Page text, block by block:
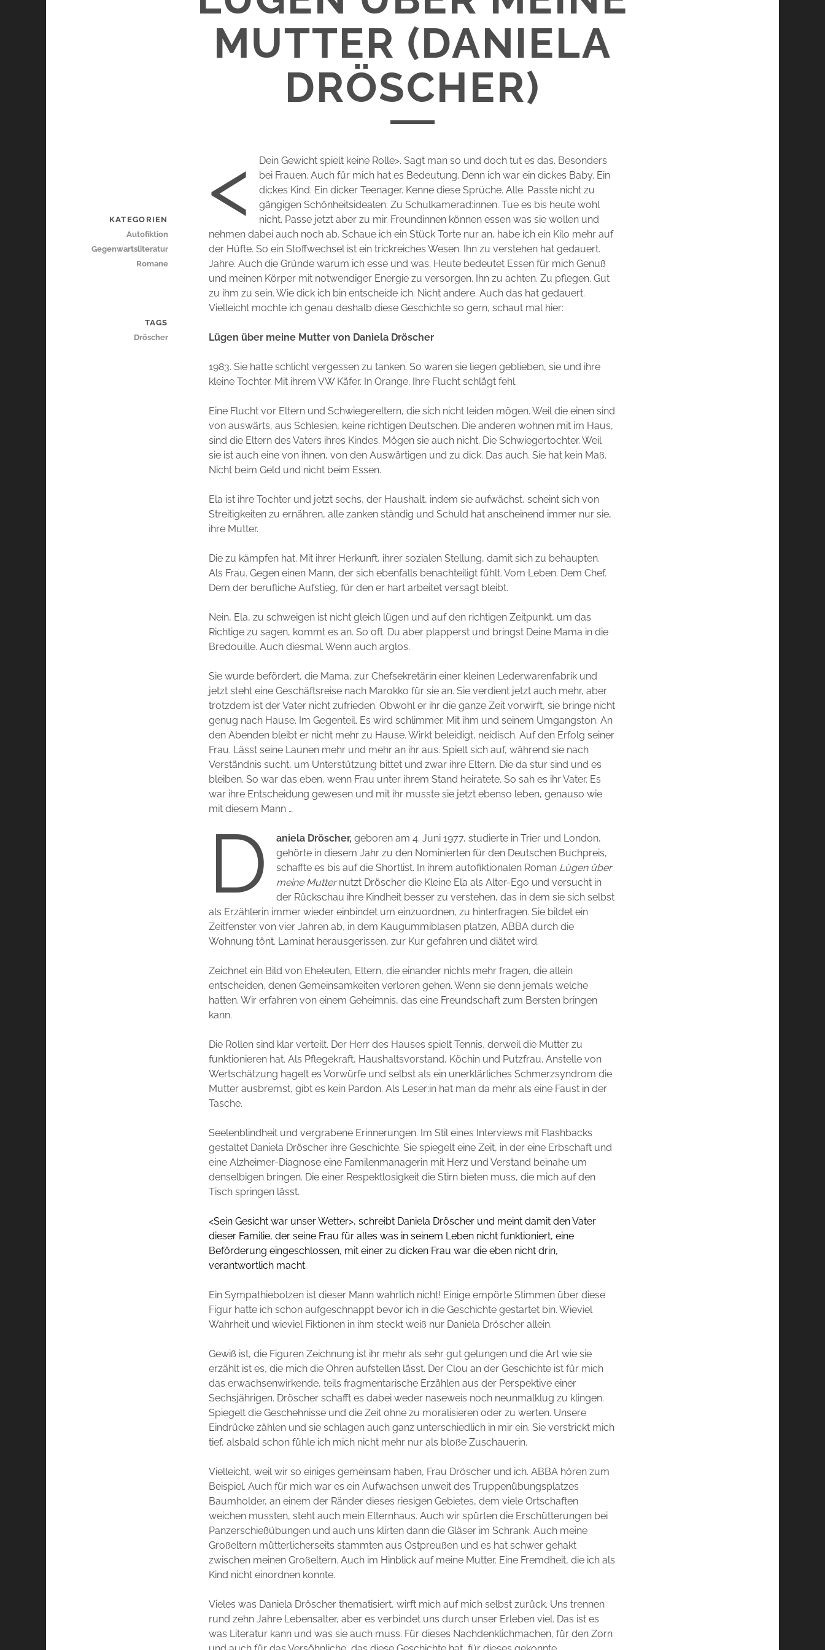
MUTTER (DANIELA
DRÖSCHER)
<
Dein Gewicht spielt keine Rolle>. Sagt man so und doch tut es das. Besonders
bei Frauen. Auch für mich hat es Bedeutung. Denn ich war ein dickes Baby. Ein
dickes Kind. Ein dicker Teenager. Kenne diese Sprüche. Alle. Passte nicht zu
gängigen Schönheitsidealen. Zu Schulkamerad:innen. Tue es bis heute wohl
nicht. Passe jetzt aber zu mir. Freundinnen können essen was sie wollen und
nehmen dabei auch noch ab. Schaue ich ein Stück Torte nur an, habe ich ein Kilo mehr auf
der Hüfte. So ein Stoffwechsel ist ein trickreiches Wesen. Ihn zu verstehen hat gedauert.
Jahre. Auch die Gründe warum ich esse und was. Heute bedeutet Essen für mich Genuß
und meinen Körper mit notwendiger Energie zu versorgen. Ihn zu achten. Zu pflegen. Gut
zu ihm zu sein. Wie dick ich bin entscheide ich. Nicht andere. Auch das hat gedauert.
Vielleicht mochte ich genau deshalb diese Geschichte so gern, schaut mal hier:
Lügen über meine Mutter von Daniela Dröscher
1983. Sie hatte schlicht vergessen zu tanken. So waren sie liegen geblieben, sie und ihre
kleine Tochter. Mit ihrem VW Käfer. In Orange. Ihre Flucht schlägt fehl.
Eine Flucht vor Eltern und Schwiegereltern, die sich nicht leiden mögen. Weil die einen sind
von auswärts, aus Schlesien, keine richtigen Deutschen. Die anderen wohnen mit im Haus,
sind die Eltern des Vaters ihres Kindes. Mögen sie auch nicht. Die Schwiegertochter. Weil
sie ist auch eine von ihnen, von den Auswärtigen und zu dick. Das auch. Sie hat kein Maß.
Nicht beim Geld und nicht beim Essen.
Ela ist ihre Tochter und jetzt sechs, der Haushalt, indem sie aufwächst, scheint sich von
Streitigkeiten zu ernähren, alle zanken ständig und Schuld hat anscheinend immer nur sie,
ihre Mutter.
Die zu kämpfen hat. Mit ihrer Herkunft, ihrer sozialen Stellung, damit sich zu behaupten.
Als Frau. Gegen einen Mann, der sich ebenfalls benachteiligt fühlt. Vom Leben. Dem Chef.
Dem der berufliche Aufstieg, für den er hart arbeitet versagt bleibt.
Nein, Ela, zu schweigen ist nicht gleich lügen und auf den richtigen Zeitpunkt, um das
Richtige zu sagen, kommt es an. So oft. Du aber plapperst und bringst Deine Mama in die
Bredouille. Auch diesmal. Wenn auch arglos.
Sie wurde befördert, die Mama, zur Chefsekretärin einer kleinen Lederwarenfabrik und
jetzt steht eine Geschäftsreise nach Marokko für sie an. Sie verdient jetzt auch mehr, aber
trotzdem ist der Vater nicht zufrieden. Obwohl er ihr die ganze Zeit vorwirft, sie bringe nicht
genug nach Hause. Im Gegenteil. Es wird schlimmer. Mit ihm und seinem Umgangston. An
den Abenden bleibt er nicht mehr zu Hause. Wirkt beleidigt, neidisch. Auf den Erfolg seiner
Frau. Lässt seine Launen mehr und mehr an ihr aus. Spielt sich auf, während sie nach
Verständnis sucht, um Unterstützung bittet und zwar ihre Eltern. Die da stur sind und es
bleiben. So war das eben, wenn Frau unter ihrem Stand heiratete. So sah es ihr Vater. Es
war ihre Entscheidung gewesen und mit ihr musste sie jetzt ebenso leben, genauso wie
mit diesem Mann …
D aniela Dröscher, geboren am 4. Juni 1977, studierte in Trier und London,
gehörte in diesem Jahr zu den Nominierten für den Deutschen Buchpreis,
schaffte es bis auf die Shortlist. In ihrem autofiktionalen Roman Lügen über
meine Mutternutzt Dröscher die Kleine Ela als Alter-Ego und versucht in
der Rückschau ihre Kindheit besser zu verstehen, das in dem sie sich selbst
als Erzählerin immer wieder einbindet um einzuordnen, zu hinterfragen. Sie bildet ein
Zeitfenster von vier Jahren ab, in dem Kaugummiblasen platzen, ABBA durch die
Wohnung tönt. Laminat herausgerissen, zur Kur gefahren und diätet wird.
Zeichnet ein Bild von Eheleuten, Eltern, die einander nichts mehr fragen, die allein
entscheiden, denen Gemeinsamkeiten verloren gehen. Wenn sie denn jemals welche
hatten. Wir erfahren von einem Geheimnis, das eine Freundschaft zum Bersten bringen
kann.
Die Rollen sind klar verteilt. Der Herr des Hauses spielt Tennis, derweil die Mutter zu
funktionieren hat. Als Pflegekraft, Haushaltsvorstand, Köchin und Putzfrau. Anstelle von
Wertschätzung hagelt es Vorwürfe und selbst als ein unerklärliches Schmerzsyndrom die
Mutter ausbremst, gibt es kein Pardon. Als Leser:in hat man da mehr als eine Faust in der
Tasche.
Seelenblindheit und vergrabene Erinnerungen. Im Stil eines Interviews mit Flashbacks
gestaltet Daniela Dröscher ihre Geschichte. Sie spiegelt eine Zeit, in der eine Erbschaft und
eine Alzheimer-Diagnose eine Familenmanagerin mit Herz und Verstand beinahe um
denselbigen bringen. Die einer Respektlosigkeit die Stirn bieten muss, die mich auf den
Tisch springen lässt.
<Sein Gesicht war unser Wetter>, schreibt Daniela Dröscher und meint damit den Vater
dieser Familie, der seine Frau für alles was in seinem Leben nicht funktioniert, eine
Beförderung eingeschlossen, mit einer zu dicken Frau war die eben nicht drin,
verantwortlich macht.
Ein Sympathiebolzen ist dieser Mann wahrlich nicht! Einige empörte Stimmen über diese
Figur hatte ich schon aufgeschnappt bevor ich in die Geschichte gestartet bin. Wieviel
Wahrheit und wieviel Fiktionen in ihm steckt weiß nur Daniela Dröscher allein.
Gewiß ist, die Figuren Zeichnung ist ihr mehr als sehr gut gelungen und die Art wie sie
erzählt ist es, die mich die Ohren aufstellen lässt. Der Clou an der Geschichte ist für mich
das erwachsenwirkende, teils fragmentarische Erzählen aus der Perspektive einer
Sechsjährigen. Dröscher schafft es dabei weder naseweis noch neunmalklug zu klingen.
Spiegelt die Geschehnisse und die Zeit ohne zu moralisieren oder zu werten. Unsere
Eindrücke zählen und sie schlagen auch ganz unterschiedlich in mir ein. Sie verstrickt mich
tief, alsbald schon fühle ich mich nicht mehr nur als bloße Zuschauerin.
Vielleicht, weil wir so einiges gemeinsam haben, Frau Dröscher und ich. ABBA hören zum
Beispiel. Auch für mich war es ein Aufwachsen unweit des Truppenübungsplatzes
Baumholder, an einem der Ränder dieses riesigen Gebietes, dem viele Ortschaften
weichen mussten, steht auch mein Elternhaus. Auch wir spürten die Erschütterungen bei
Panzerschießübungen und auch uns klirten dann die Gläser im Schrank. Auch meine
Großeltern mütterlicherseits stammten aus Ostpreußen und es hat schwer gehakt
zwischen meinen Großeltern. Auch im Hinblick auf meine Mutter. Eine Fremdheit, die ich als
Kind nicht einordnen konnte.
Vieles was Daniela Dröscher thematisiert, wirft mich auf mich selbst zurück. Uns trennen
rund zehn Jahre Lebensalter, aber es verbindet uns durch unser Erleben viel. Das ist es
was Literatur kann und was sie auch muss. Für dieses Nachdenklichmachen, für den Zorn
KATEGORIEN
Autofiktion
Gegenwartsliteratur
Romane
TAGS
Dröscher